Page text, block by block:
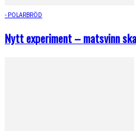
- POLARBRÖD
Nytt experiment – matsvinn